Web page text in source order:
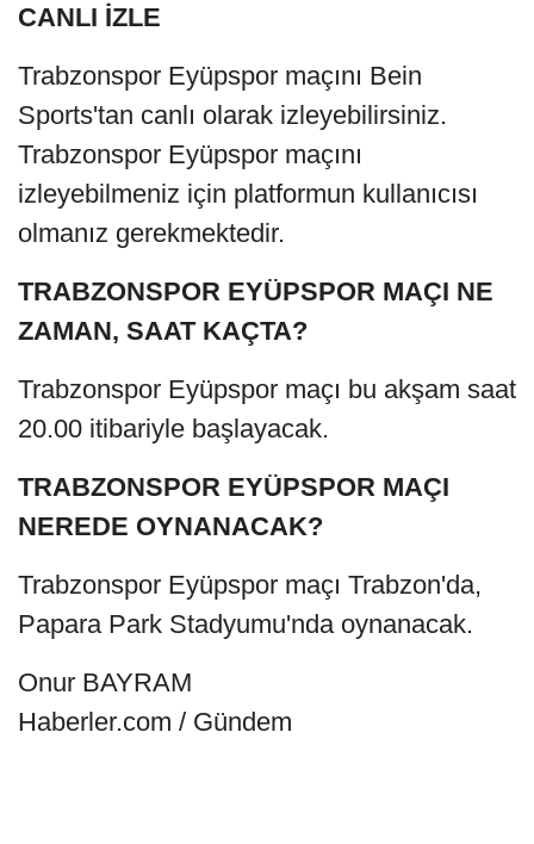
CANLI İZLE
Trabzonspor Eyüpspor maçını Bein
Sports'tan canlı olarak izleyebilirsiniz.
Trabzonspor Eyüpspor maçını
izleyebilmeniz için platformun kullanıcısı
olmanız gerekmektedir.
TRABZONSPOR EYÜPSPOR MAÇI NE
ZAMAN, SAAT KAÇTA?
Trabzonspor Eyüpspor maçı bu akşam saat
20.00 itibariyle başlayacak.
TRABZONSPOR EYÜPSPOR MAÇI
NEREDE OYNANACAK?
Trabzonspor Eyüpspor maçı Trabzon'da,
Papara Park Stadyumu'nda oynanacak.
Onur BAYRAM
Haberler.com / Gündem